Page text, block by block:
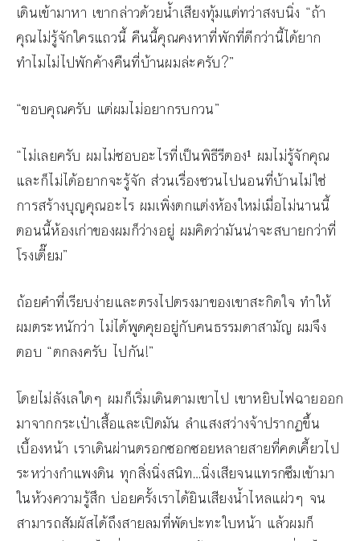
เดินเข้ามาหา เขากล่าวด้วยน้ำเสียงทุ้มแต่ทว่าสงบนิ่ง “ถ้า
คุณไม่รู้จักใครแถวนี้ คืนนี้คุณคงหาที่พักที่ดีกว่านี้ได้ยาก
ทำไมไม่ไปพักค้างคืนที่บ้านผมล่ะครับ?”
“ขอบคุณครับ แต่ผมไม่อยากรบกวน”
“ไม่เลยครับ ผมไม่ชอบอะไรที่เป็นพิธีรีตอง¹ ผมไม่รู้จักคุณ
และก็ไม่ได้อยากจะรู้จัก ส่วนเรื่องชวนไปนอนที่บ้านไม่ใช่
การสร้างบุญคุณอะไร ผมเพิ่งตกแต่งห้องใหม่เมื่อไม่นานนี้
ตอนนี้ห้องเก่าของผมก็ว่างอยู่ ผมคิดว่ามันน่าจะสบายกว่าที่
โรงเตี๊ยม”
ถ้อยคำที่เรียบง่ายและตรงไปตรงมาของเขาสะกิดใจ ทำให้
ผมตระหนักว่า ไม่ได้พูดคุยอยู่กับคนธรรมดาสามัญ ผมจึง
ตอบ “ตกลงครับ ไปกัน!”
โดยไม่ลังเลใดๆ ผมก็เริ่มเดินตามเขาไป เขาหยิบไฟฉายออก
มาจากกระเป๋าเสื้อและเปิดมัน ลำแสงสว่างจ้าปรากฏขึ้น
เบื้องหน้า เราเดินผ่านตรอกซอกซอยหลายสายที่คดเคี้ยวไป
ระหว่างกำแพงดิน ทุกสิ่งนิ่งสนิท…นิ่งเสียจนแทรกซึมเข้ามา
ในห้วงความรู้สึก บ่อยครั้งเราได้ยินเสียงน้ำไหลแผ่วๆ จน
สามารถสัมผัสได้ถึงสายลมที่พัดปะทะใบหน้า แล้วผมก็